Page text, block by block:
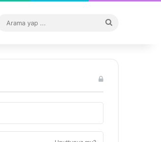
...